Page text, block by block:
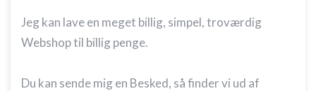
Jeg kan lave en meget billig, simpel, troværdig
Webshop til billig penge.
Du kan sende mig en Besked, så finder vi ud af